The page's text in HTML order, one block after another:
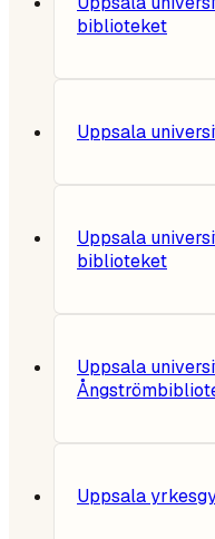
biblioteket
Uppsala
Uppsala
biblioteket
Uppsala
Uppsala